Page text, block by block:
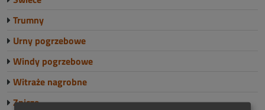
Trumny
Urny pogrzebowe
Windy pogrzebowe
Witraże nagrobne
Znicze